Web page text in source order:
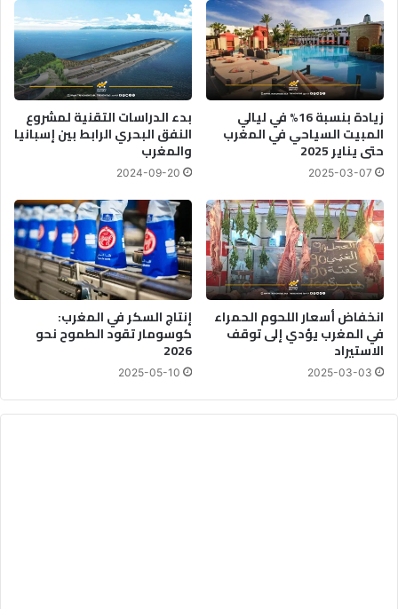
زيادة بنسبة 16% في ليالي
المبيت السياحي في المغرب
حتى يناير 2025
2025-03-07
بدء الدراسات التقنية لمشروع
النفق البحري الرابط بين إسبانيا
والمغرب
2024-09-20
انخفاض أسعار اللحوم الحمراء
في المغرب يؤدي إلى توقف
الاستيراد
2025-03-03
إنتاج السكر في المغرب:
كوسومار تقود الطموح نحو
2026
2025-05-10